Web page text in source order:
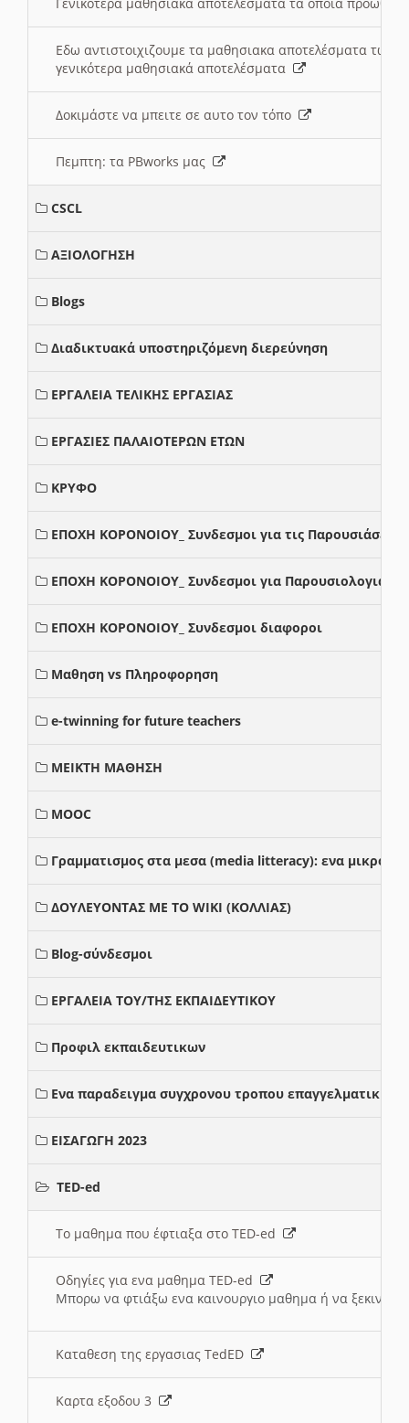
Εδω αντιστοιχιζουμε τα μαθησιακα αποτελέσματα
γενικότερα μαθησιακά αποτελέσματα
Δοκιμάστε να μπειτε σε αυτο τον τόπο
Πεμπτη: τα PBworks μας
CSCL
ΑΞΙΟΛΟΓΗΣΗ
Blogs
Διαδικτυακά υποστηριζόμενη διερεύνηση
ΕΡΓΑΛΕΙΑ ΤΕΛΙΚΗΣ ΕΡΓΑΣΙΑΣ
ΕΡΓΑΣΙΕΣ ΠΑΛΑΙΟΤΕΡΩΝ ΕΤΩΝ
ΚΡΥΦΟ
ΕΠΟΧΗ ΚΟΡΟΝΟΙΟΥ_ Συνδεσμοι για τις Παρουσιάσεις
ΕΠΟΧΗ ΚΟΡΟΝΟΙΟΥ_ Συνδεσμοι για Παρουσιολογια
ΕΠΟΧΗ ΚΟΡΟΝΟΙΟΥ_ Συνδεσμοι διαφοροι
Μαθηση vs Πληροφορηση
e-twinning for future teachers
ΜΕΙΚΤΗ ΜΑΘΗΣΗ
MOOC
Γραμματισμος στα μεσα (media litteracy): ενα μικρο
ΔΟΥΛΕΥΟΝΤΑΣ ΜΕ ΤΟ WIKI (ΚΟΛΛΙΑΣ)
Blog-σύνδεσμοι
ΕΡΓΑΛΕΙΑ ΤΟΥ/ΤΗΣ ΕΚΠΑΙΔΕΥΤΙΚΟΥ
Προφιλ εκπαιδευτικων
Ενα παραδειγμα συγχρονου τροπου επαγγελματικης
ΕΙΣΑΓΩΓΗ 2023
TED-ed
Το μαθημα που έφτιαξα στο TED-ed
Οδηγίες για ενα μαθημα TED-ed
Μπορω να φτιάξω ενα καινουργιο μαθημα ή να
Καταθεση της εργασιας TedED
Καρτα εξοδου 3